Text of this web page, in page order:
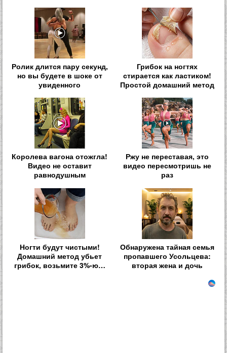
Ролик длится пару секунд,
но вы будете в шоке от
увиденного
Грибок на ногтях
стирается как ластиком!
Простой домашний метод
Королева вагона отожгла!
Видео не оставит
равнодушным
Ржу не переставая, это
видео пересмотришь не
раз
Ногти будут чистыми!
Домашний метод убьет
грибок, возьмите 3%-ю…
Обнаружена тайная семья
пропавшего Усольцева:
вторая жена и дочь